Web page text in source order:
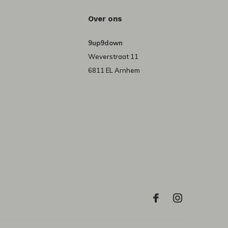
Over ons
9up9down
Weverstraat 11
6811 EL Arnhem